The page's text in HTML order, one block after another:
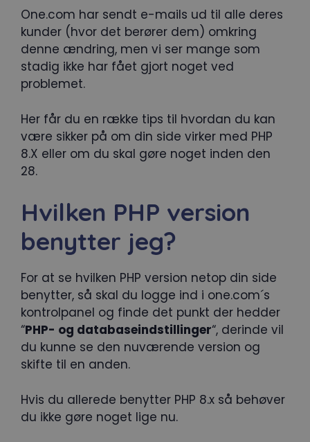
One.com har sendt e-mails ud til alle deres
kunder (hvor det berører dem) omkring
denne ændring, men vi ser mange som
stadig ikke har fået gjort noget ved
problemet.
Her får du en række tips til hvordan du kan
være sikker på om din side virker med PHP
8.X eller om du skal gøre noget inden den
28.
Hvilken PHP version
benytter jeg?
For at se hvilken PHP version netop din side
benytter, så skal du logge ind i one.com´s
kontrolpanel og finde det punkt der hedder
“PHP- og databaseindstillinger“, derinde vil
du kunne se den nuværende version og
skifte til en anden.
Hvis du allerede benytter PHP 8.x så behøver
du ikke gøre noget lige nu.